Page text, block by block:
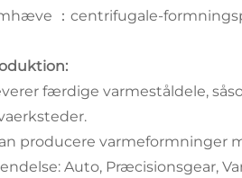
： centrifugale-
færdige varmeståldele,
producere varmeformninger
Auto, Præcisionsgear,